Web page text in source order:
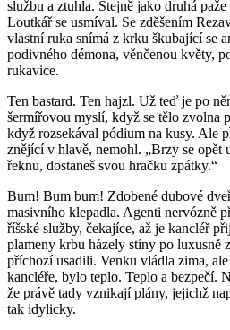
službu a ztuhla. Stejně jako druhá
Loutkář se usmíval. Se zděšením
vlastní ruka snímá z krku škubající se
podivného démona, věnčenou květy,
rukavice.
Ten bastard. Ten hajzl. Už teď je po
šermířovou myslí, když se tělo zvolna
když rozsekával pódium na kusy. Ale
znějící v hlavě, nemohl. „Brzy se opět
řeknu, dostaneš svou hračku zpátky.“
Bum! Bum bum! Zdobené dubové
masivního klepadla. Agenti nervózně
říšské služby, čekajíce, až je kancléř
plameny krbu házely stíny po luxusně
příchozí usadili. Venku vládla zima,
kancléře, bylo teplo. Teplo a bezpečí.
že právě tady vznikají plány, jejichž
tak idylicky.